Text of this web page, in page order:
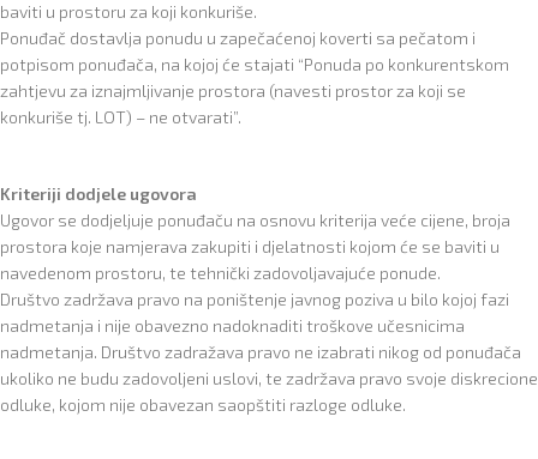
baviti u prostoru za koji konkuriše.
Ponuđač dostavlja ponudu u zapečaćenoj koverti sa pečatom i
potpisom ponuđača, na kojoj će stajati “Ponuda po konkurentskom
zahtjevu za iznajmljivanje prostora (navesti prostor za koji se
konkuriše tj. LOT) – ne otvarati”.
Kriteriji dodjele ugovora
Ugovor se dodjeljuje ponuđaču na osnovu kriterija veće cijene, broja
prostora koje namjerava zakupiti i djelatnosti kojom će se baviti u
navedenom prostoru, te tehnički zadovoljavajuće ponude.
Društvo zadržava pravo na poništenje javnog poziva u bilo kojoj fazi
nadmetanja i nije obavezno nadoknaditi troškove učesnicima
nadmetanja. Društvo zadražava pravo ne izabrati nikog od ponuđača
ukoliko ne budu zadovoljeni uslovi, te zadržava pravo svoje diskrecione
odluke, kojom nije obavezan saopštiti razloge odluke.